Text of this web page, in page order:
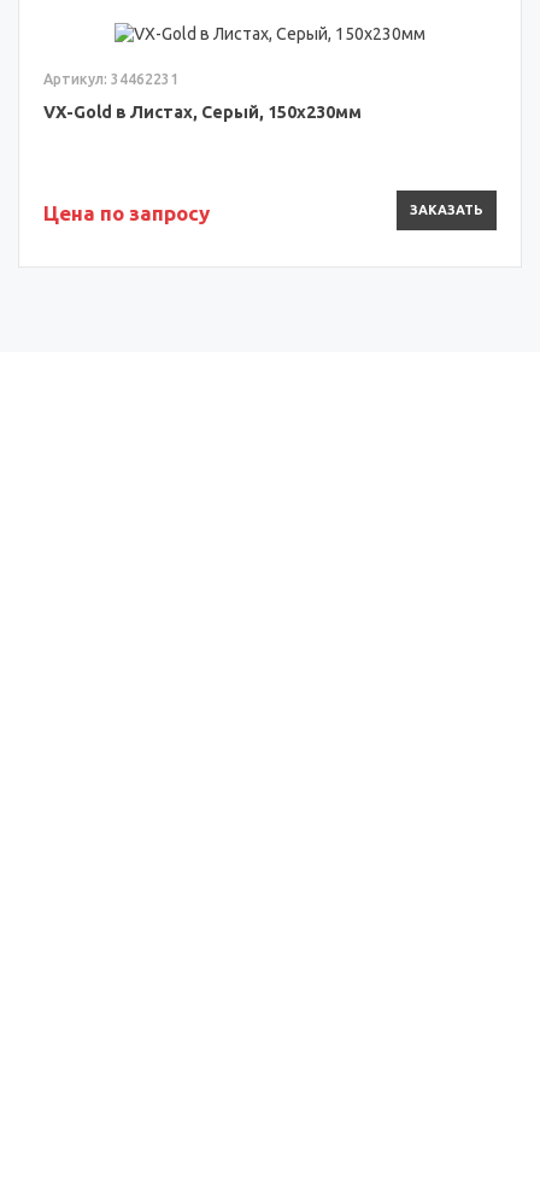
Артикул: 34462231
VX-Gold в Листах, Серый, 150x230мм
Цена по запросу ЗАКАЗАТЬ